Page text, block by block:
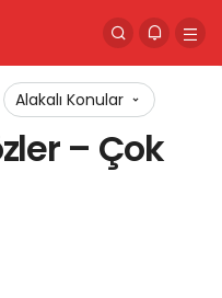
Alakalı Konular
– Çok